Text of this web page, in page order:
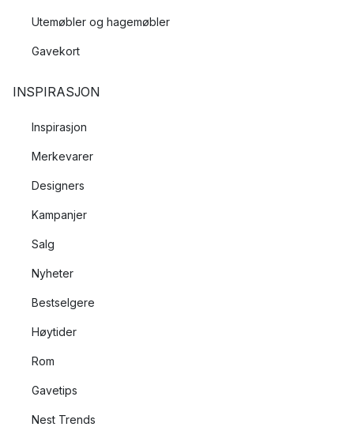
Utemøbler og hagemøbler
Gavekort
INSPIRASJON
Inspirasjon
Merkevarer
Designers
Kampanjer
Salg
Nyheter
Bestselgere
Høytider
Rom
Gavetips
Nest Trends